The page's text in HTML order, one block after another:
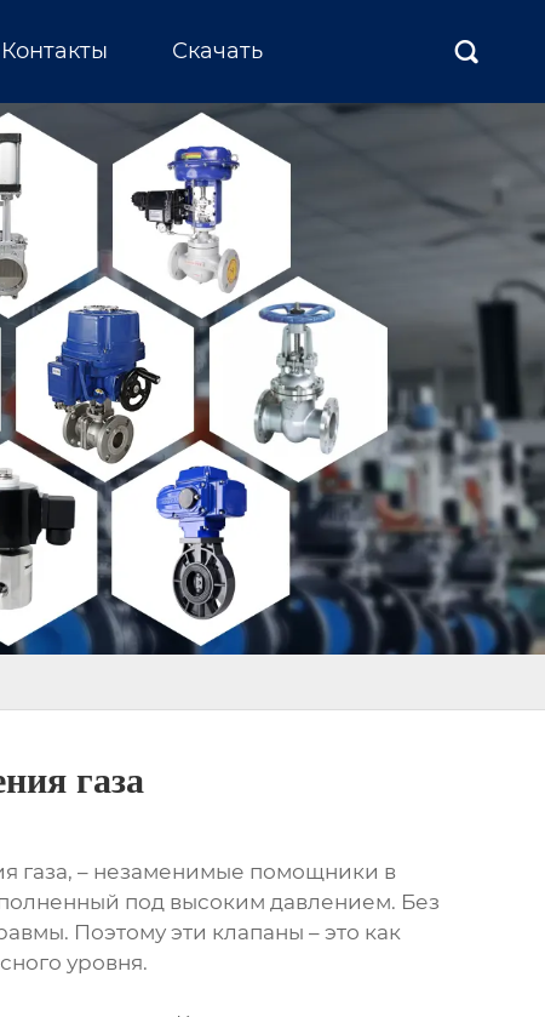
Контакты Скачать 
газа
газа, – незаменимые помощники в
под высоким давлением. Без
Поэтому эти клапаны – это как
уровня.